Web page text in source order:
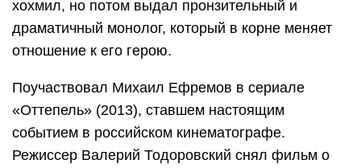
хохмил, но потом выдал пронзительный и
драматичный монолог, который в корне меняет
отношение к его герою.
Поучаствовал Михаил Ефремов в сериале
«Оттепель» (2013), ставшем настоящим
событием в российском кинематографе.
Режиссер Валерий Тодоровский снял фильм о